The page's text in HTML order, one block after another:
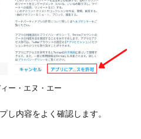
ー・エヌ・エー
し内容をよく確認します。